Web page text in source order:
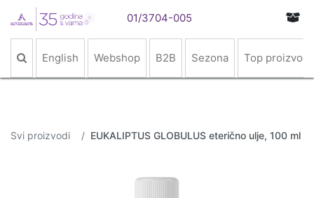
01/3704-005
English Webshop B2B Sezona Top proizvodi
Svi proizvodi EUKALIPTUS GLOBULUS eterično ulje, 100 ml